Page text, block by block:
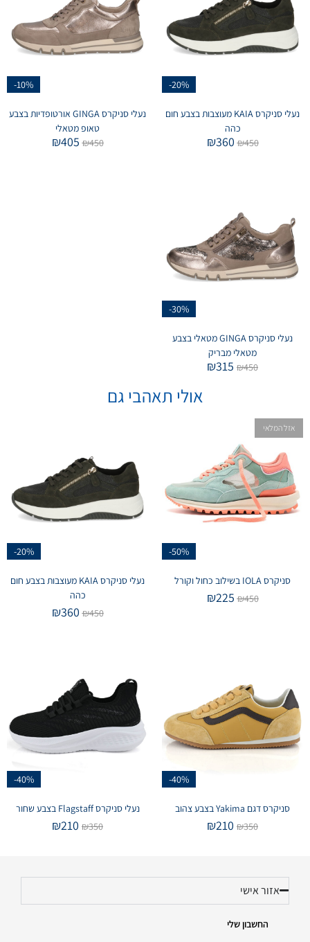
-20%
נעלי סניקרס KAIA מעוצבות בצבע חום
כהה
₪450
₪360
-10%
נעלי סניקרס GINGA אורטופדיות בצבע
טאופ מטאלי
₪450
₪405
-30%
נעלי סניקרס GINGA מטאלי בצבע
מטאלי מבריק
₪450
₪315
אולי תאהבי גם
-50%
אזל המלאי
סניקרס IOLA בשילוב כחול וקורל
₪450
₪225
-20%
נעלי סניקרס KAIA מעוצבות בצבע חום
כהה
₪450
₪360
-40%
סניקרס דגם Yakima בצבע צהוב
₪350
₪210
-40%
נעלי סניקרס Flagstaff בצבע שחור
₪350
₪210
אזור אישי
החשבון שלי